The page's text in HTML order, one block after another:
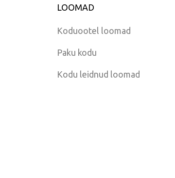
LOOMAD
Koduootel loomad
Paku kodu
Kodu leidnud loomad